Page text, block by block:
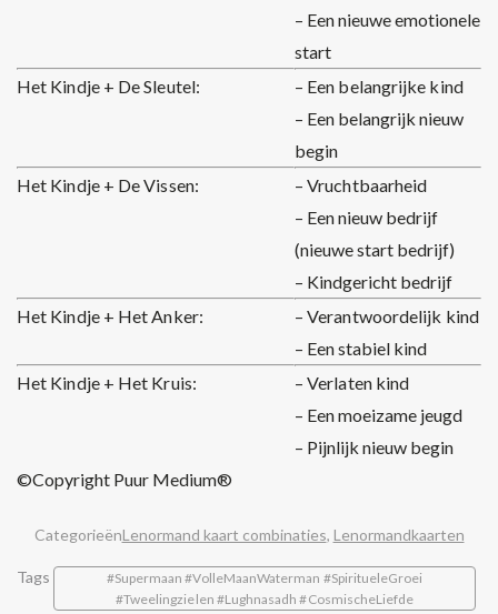
– Een nieuwe emotionele
start
Het Kindje + De Sleutel:
– Een belangrijke kind
– Een belangrijk nieuw
begin
Het Kindje + De Vissen:
– Vruchtbaarheid
– Een nieuw bedrijf
(nieuwe start bedrijf)
– Kindgericht bedrijf
Het Kindje + Het Anker:
– Verantwoordelijk kind
– Een stabiel kind
Het Kindje + Het Kruis:
– Verlaten kind
– Een moeizame jeugd
– Pijnlijk nieuw begin
©Copyright Puur Medium®
CategorieënLenormand kaart combinaties, Lenormandkaarten
Tags
#Supermaan #VolleMaanWaterman #SpiritueleGroei
#Tweelingzielen #Lughnasadh #CosmischeLiefde